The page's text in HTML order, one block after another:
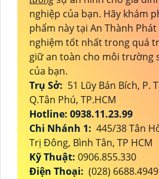
nghiệp của bạn. Hãy khám
phẩm này tại An Thành
nghiệm tốt nhất trong quá
giữ an toàn cho môi trường
của bạn.
Trụ Sở: 51 Lũy Bán Bích, P.
Q.Tân Phú, TP.HCM
Hotline: 0938.11.23.99
Chi Nhánh 1: 445/38 Tân
Trị Đông, Bình Tân, TP HCM
Kỹ Thuật: 0906.855.330
Điện Thoại: (028) 6688.4949